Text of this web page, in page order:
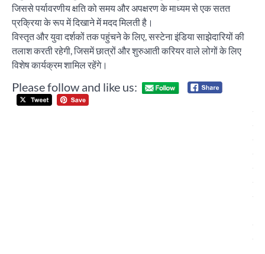
जिससे पर्यावरणीय क्षति को समय और अपक्षरण के माध्यम से एक सतत
प्रक्रिया के रूप में दिखाने में मदद मिलती है।
विस्तृत और युवा दर्शकों तक पहुंचने के लिए, सस्टेना इंडिया साझेदारियों की
तलाश करती रहेगी, जिसमें छात्रों और शुरुआती करियर वाले लोगों के लिए
विशेष कार्यक्रम शामिल रहेंगे।
Please follow and like us:
Post